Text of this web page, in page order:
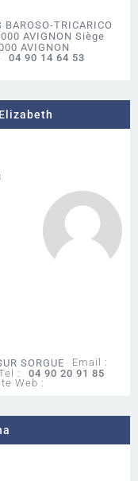
BAROSO-TRICARICO
AVIGNON Siège
AVIGNON
04 90 14 64 53
Elizabeth
SORGUE
Email :
:
04 90 20 91 85
Web :